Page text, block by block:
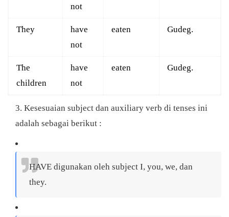
not
They
have
not
eaten Gudeg.
The
children
have
not
eaten Gudeg.
Kesesuaian subject dan auxiliary verb di tenses ini
adalah sebagai berikut :
HAVE digunakan oleh subject I, you, we, dan
they.